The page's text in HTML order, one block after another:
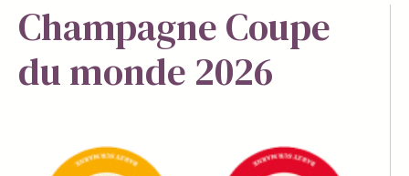
Champagne Coupe
du monde 2026